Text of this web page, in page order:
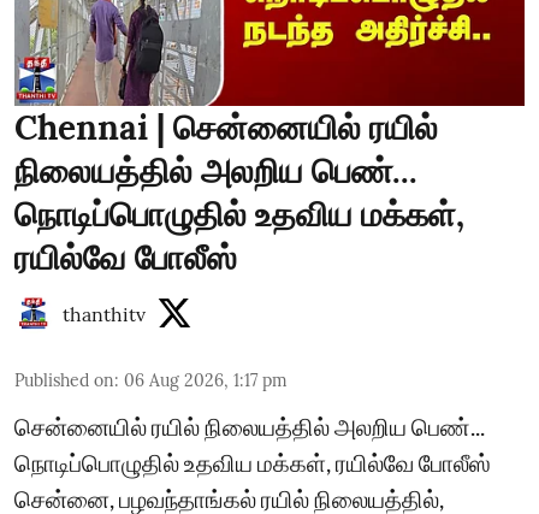
Chennai | சென்னையில் ரயில்
நிலையத்தில் அலறிய பெண்...
நொடிப்பொழுதில் உதவிய மக்கள்,
ரயில்வே போலீஸ்
thanthitv
Published on: 06 Aug 2026, 1:17 pm
சென்னையில் ரயில் நிலையத்தில் அலறிய பெண்...
நொடிப்பொழுதில் உதவிய மக்கள், ரயில்வே போலீஸ்
சென்னை, பழவந்தாங்கல் ரயில் நிலையத்தில்,